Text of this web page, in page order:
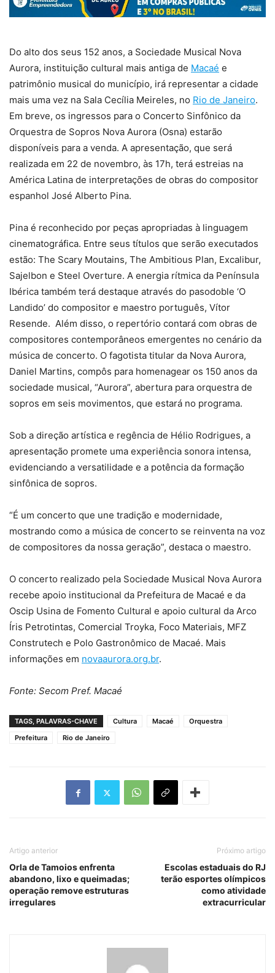
Do alto dos seus 152 anos, a Sociedade Musical Nova
Aurora, instituição cultural mais antiga de Macaé e
patrimônio musical do município, irá representar a cidade
mais uma vez na Sala Cecília Meireles, no Rio de Janeiro.
Em breve, os ingressos para o Concerto Sinfônico da
Orquestra de Sopros Nova Aurora (Osna) estarão
disponíveis para a venda. A apresentação, que será
realizada em 22 de novembro, às 17h, terá estreias na
América Latina de interpretações de obras do compositor
espanhol José Alberto Pina.
Pina é reconhecido por peças apropriadas à linguagem
cinematográfica. Entre seus títulos que serão executados
estão: The Scary Moutains, The Ambitious Plan, Excalibur,
Sajelbon e Steel Overture. A energia rítmica da Península
Ibérica também terá destaque através do pasodoble ‘O
Landido’ do compositor e maestro português, Vítor
Resende. Além disso, o repertório contará com obras de
compositores contemporâneos emergentes no cenário da
música de concerto. O fagotista titular da Nova Aurora,
Daniel Martins, compôs para homenagear os 150 anos da
sociedade musical, “Aurora”, abertura para orquestra de
sopros em seis movimentos, que estará no programa.
Sob a direção artística e regência de Hélio Rodrigues, a
apresentação promete uma experiência sonora intensa,
evidenciando a versatilidade e a potência da formação
sinfônica de sopros.
“É um concerto que une tradição e modernidade,
mostrando como a música de concerto se reinventa na voz
de compositores da nossa geração”, destaca o maestro.
O concerto realizado pela Sociedade Musical Nova Aurora
recebe apoio institucional da Prefeitura de Macaé e da
Oscip Usina de Fomento Cultural e apoio cultural da Arco
Íris Petrotintas, Comercial Troyka, Foco Materiais, MFZ
Construtech e Polo Gastronômico de Macaé. Mais
informações em novaaurora.org.br.
Fonte: Secom Pref. Macaé
TAGS, PALAVRAS-CHAVE Cultura Macaé
Orquestra
Prefeitura
Rio de Janeiro
Artigo anterior
Orla de Tamoios enfrenta
abandono, lixo e queimadas;
operação remove estruturas
irregulares
Próximo artigo
Escolas estaduais do RJ
terão esportes olímpicos
como atividade
extracurricular